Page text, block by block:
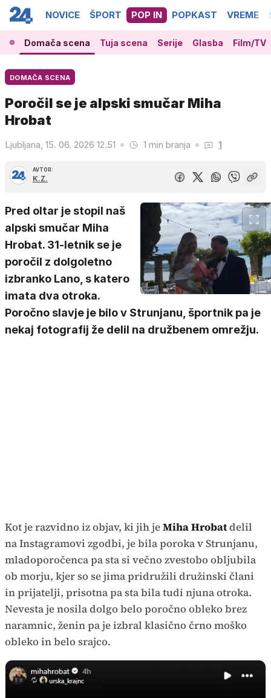
NOVICE ŠPORT POP IN POPKAST VREME
Domača scena Tuja scena Serije Glasba Film/TV
DOMAČA SCENA
Poročil se je alpski smučar Miha
Hrobat
Ljubljana, 15. 06. 2026 12.51 1 min branja 1
AVTOR:
K.Z.
Pred oltar je stopil naš
alpski smučar Miha
Hrobat. 31-letnik se je
poročil z dolgoletno
izbranko Lano, s katero
imata dva otroka.
Poročno slavje je bilo v Strunjanu, športnik pa je
nekaj fotografij že delil na družbenem omrežju.
Kot je razvidno iz objav, ki jih jeMiha Hrobatdelil
na Instagramovi zgodbi, je bila poroka v Strunjanu,
mladoporočenca pa sta si večno zvestobo obljubila
ob morju, kjer so se jima pridružili družinski člani
in prijatelji, prisotna pa sta bila tudi njuna otroka.
Nevesta je nosila dolgo belo poročno obleko brez
naramnic, ženin pa je izbral klasično črno moško
obleko in belo srajco.